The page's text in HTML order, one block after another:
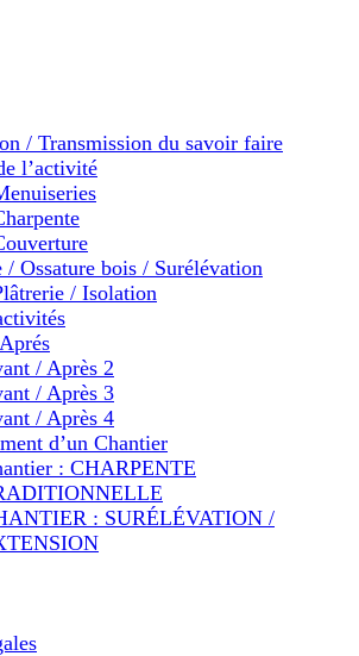
/ Transmission du savoir faire
l’activité
/ Ossature bois / Surélévation
/ Isolation
/ Après 2
/ Après 3
/ Après 4
d’un Chantier
: CHARPENTE
: SURÉLÉVATION /